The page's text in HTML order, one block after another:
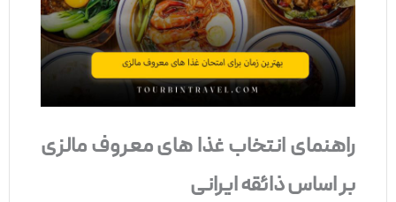
راهنمای انتخاب غذا های معروف مالزی
بر اساس ذائقه ایرانی